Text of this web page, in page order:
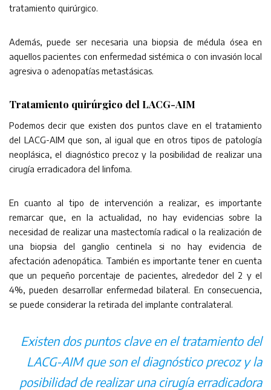
tratamiento quirúrgico.
Además, puede ser necesaria una biopsia de médula ósea en
aquellos pacientes con enfermedad sistémica o con invasión local
agresiva o adenopatías metastásicas.
Tratamiento quirúrgico del LACG-AIM
Podemos decir que existen dos puntos clave en el tratamiento
del LACG-AIM que son, al igual que en otros tipos de patología
neoplásica, el diagnóstico precoz y la posibilidad de realizar una
cirugía erradicadora del linfoma.
En cuanto al tipo de intervención a realizar, es importante
remarcar que, en la actualidad, no hay evidencias sobre la
necesidad de realizar una mastectomía radical o la realización de
una biopsia del ganglio centinela si no hay evidencia de
afectación adenopática. También es importante tener en cuenta
que un pequeño porcentaje de pacientes, alrededor del 2 y el
4%, pueden desarrollar enfermedad bilateral. En consecuencia,
se puede considerar la retirada del implante contralateral.
Existen dos puntos clave en el tratamiento del
LACG-AIM que son el diagnóstico precoz y la
posibilidad de realizar una cirugía erradicadora